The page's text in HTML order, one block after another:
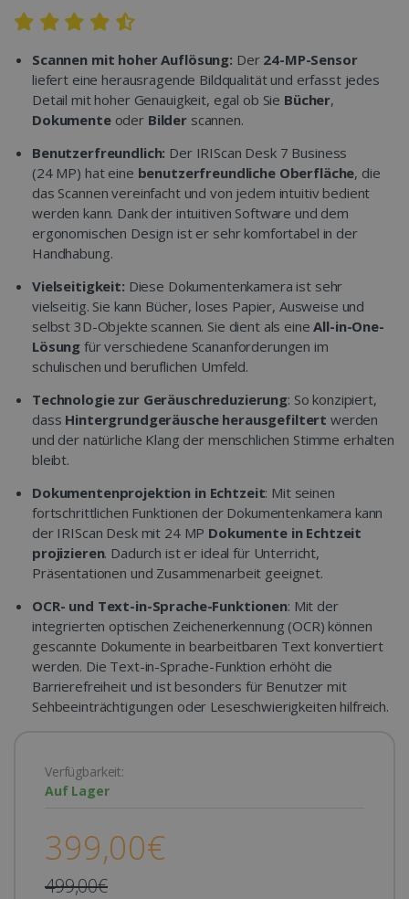
Scannen mit hoher Auflösung: Der 24-MP-Sensor
liefert eine herausragende Bildqualität und erfasst jedes
Detail mit hoher Genauigkeit, egal ob Sie Bücher,
Dokumenteoder Bilder scannen.
Benutzerfreundlich: Der IRIScan Desk 7 Business
(24 MP) hat eine benutzerfreundliche Oberfläche, die
das Scannen vereinfacht und von jedem intuitiv bedient
werden kann. Dank der intuitiven Software und dem
ergonomischen Design ist er sehr komfortabel in der
Handhabung.
Vielseitigkeit: Diese Dokumentenkamera ist sehr
vielseitig. Sie kann Bücher, loses Papier, Ausweise und
selbst 3D-Objekte scannen. Sie dient als eineAll-in-One-
Lösung für verschiedene Scananforderungen im
schulischen und beruflichen Umfeld.
Technologie zur Geräuschreduzierung: So konzipiert,
dass Hintergrundgeräusche herausgefiltert werden
und der natürliche Klang der menschlichen Stimme erhalten
bleibt.
Dokumentenprojektion in Echtzeit: Mit seinen
fortschrittlichen Funktionen der Dokumentenkamera kann
der IRIScan Desk mit 24 MP Dokumente in Echtzeit
projizieren. Dadurch ist er ideal für Unterricht,
Präsentationen und Zusammenarbeit geeignet.
OCR- und Text-in-Sprache-Funktionen: Mit der
integrierten optischen Zeichenerkennung (OCR) können
gescannte Dokumente in bearbeitbaren Text konvertiert
werden. Die Text-in-Sprache-Funktion erhöht die
Barrierefreiheit und ist besonders für Benutzer mit
Sehbeeinträchtigungen oder Leseschwierigkeiten hilfreich.
Verfügbarkeit:
Auf Lager
399,00€
499,00€